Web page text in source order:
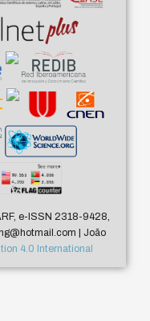
e-ISSN 2318-9428,
| João
4.0 International